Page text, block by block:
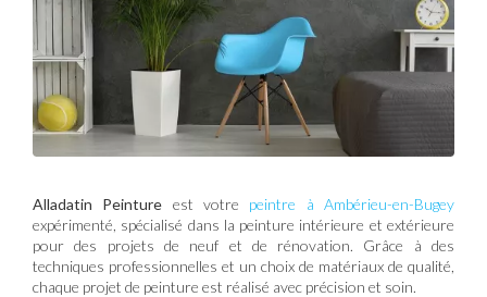
Alladatin Peinture est votre peintre à Ambérieu-en-Bugey
expérimenté, spécialisé dans la peinture intérieure et extérieure
pour des projets de neuf et de rénovation. Grâce à des
techniques professionnelles et un choix de matériaux de qualité,
chaque projet de peinture est réalisé avec précision et soin.